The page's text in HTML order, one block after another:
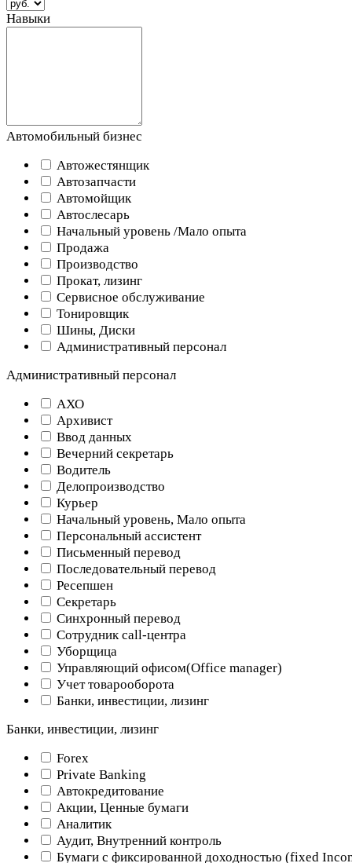
Навыки
Автомобильный бизнес
Автожестянщик
Автозапчасти
Автомойщик
Автослесарь
Начальный уровень /Мало опыта
Продажа
Производство
Прокат, лизинг
Сервисное обслуживание
Тонировщик
Шины, Диски
Административный персонал
Административный персонал
АХО
Архивист
Ввод данных
Вечерний секретарь
Водитель
Делопроизводство
Курьер
Начальный уровень, Мало опыта
Персональный ассистент
Письменный перевод
Последовательный перевод
Ресепшен
Секретарь
Синхронный перевод
Сотрудник call-центра
Уборщица
Управляющий офисом(Оffice manager)
Учет товарооборота
Банки, инвестиции, лизинг
Банки, инвестиции, лизинг
Forex
Private Banking
Автокредитование
Акции, Ценные бумаги
Аналитик
Аудит, Внутренний контроль
Бумаги с фиксированной доходностью (fixed